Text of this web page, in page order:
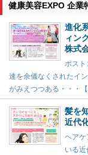
健康美容EXPO 企業
進化
ィン
株式
ポスト
速を余儀なくされたイ
がみえつつある・・・【
髪を
近代
ヘアケ
いる